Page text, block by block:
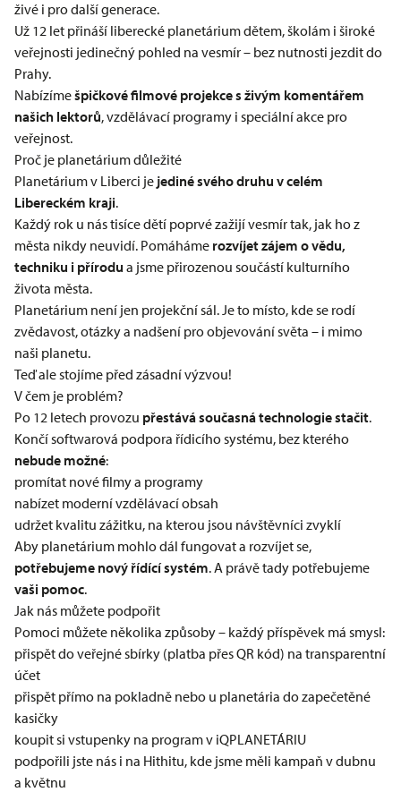
živé i pro další generace.
Už 12 let přináší liberecké planetárium dětem, školám i široké
veřejnosti jedinečný pohled na vesmír – bez nutnosti jezdit do
Prahy.
Nabízímešpičkové filmové projekce s živým komentářem
našich lektorů, vzdělávací programy i speciální akce pro
veřejnost.
Proč je planetárium důležité
Planetárium v Liberci je jediné svého druhu v celém
Libereckém kraji.
Každý rok u nás tisíce dětí poprvé zažijí vesmír tak, jak ho z
města nikdy neuvidí. Pomáháme rozvíjet zájem o vědu,
techniku i přírodu a jsme přirozenou součástí kulturního
života města.
Planetárium není jen projekční sál. Je to místo, kde se rodí
zvědavost, otázky a nadšení pro objevování světa – i mimo
naši planetu.
Teď ale stojíme před zásadní výzvou!
V čem je problém?
Po 12 letech provozu přestává současná technologie stačit.
Končí softwarová podpora řídicího systému, bez kterého
nebude možné:
promítat nové filmy a programy
nabízet moderní vzdělávací obsah
udržet kvalitu zážitku, na kterou jsou návštěvníci zvyklí
Aby planetárium mohlo dál fungovat a rozvíjet se,
potřebujeme nový řídící systém. A právě tady potřebujeme
vaši pomoc.
Jak nás můžete podpořit
Pomoci můžete několika způsoby – každý příspěvek má smysl:
přispět doveřejné sbírky (platba přes QR kód) na transparentní
účet
přispět přímo na pokladně nebo u planetária do zapečetěné
kasičky
koupit si vstupenky na program v iQPLANETÁRIU
podpořili jste nás i na Hithitu, kde jsme měli kampaň v dubnu
a květnu